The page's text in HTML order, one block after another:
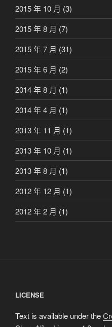
2015 年 10 月 (3)
2015 年 8 月 (7)
2015 年 7 月 (31)
2015 年 6 月 (2)
2014 年 8 月 (1)
2014 年 4 月 (1)
2013 年 11 月 (1)
2013 年 10 月 (1)
2013 年 8 月 (1)
2012 年 12 月 (1)
2012 年 2 月 (1)
LICENSE
Text is available under the